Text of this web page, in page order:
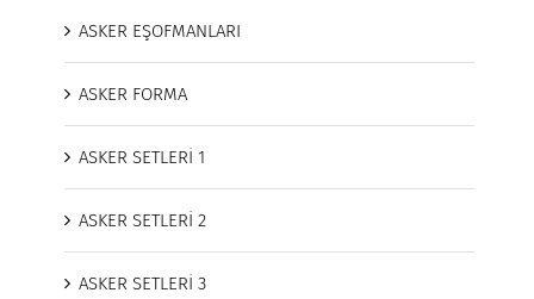
ASKER EŞOFMANLARI
ASKER FORMA
ASKER SETLERİ 1
ASKER SETLERİ 2
ASKER SETLERİ 3